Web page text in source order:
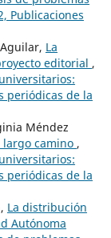
Publicaciones
La
editorial ,
periódicas de la
Méndez
largo camino ,
periódicas de la
La distribución
Autónoma